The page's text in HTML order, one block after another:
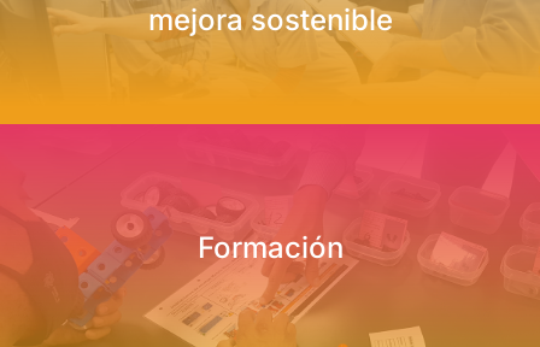
mejora sostenible
Formación